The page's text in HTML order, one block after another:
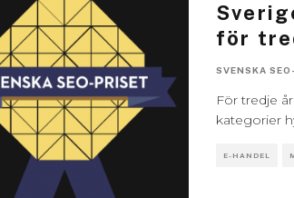
för
SVENSKA
För tredje
kategorier
E-HANDEL